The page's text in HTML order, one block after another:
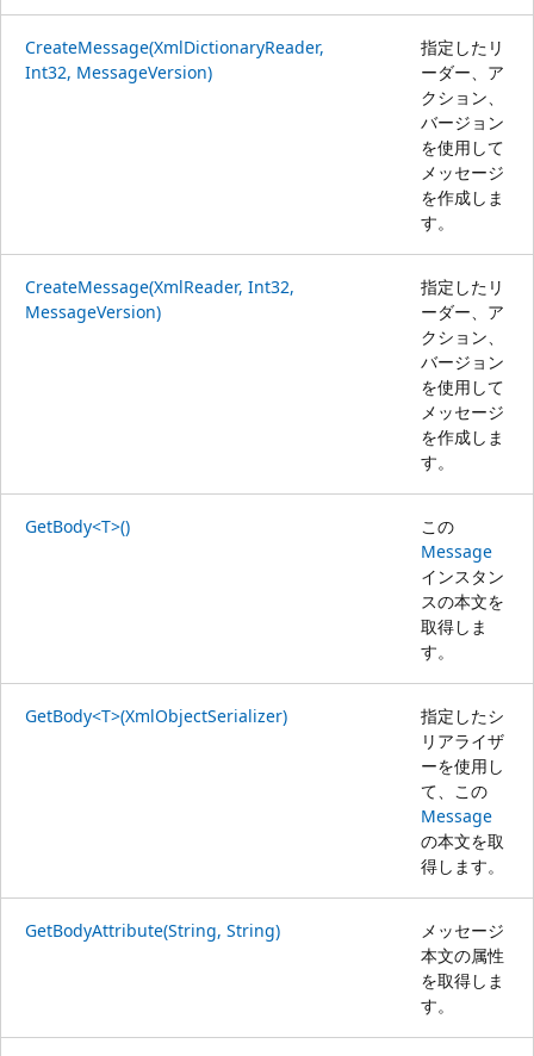
CreateMessage(XmlDictionaryReader,
Int32, MessageVersion)
指定したリ
ーダー、ア
クション、
バージョン
を使用して
メッセージ
を作成しま
す。
CreateMessage(XmlReader, Int32,
MessageVersion)
指定したリ
ーダー、ア
クション、
バージョン
を使用して
メッセージ
を作成しま
す。
GetBody<T>()
この
Message
インスタン
スの本文を
取得しま
す。
GetBody<T>(XmlObjectSerializer)
指定したシ
リアライザ
ーを使用し
て、この
Message
の本文を取
得します。
GetBodyAttribute(String, String)
メッセージ
本文の属性
を取得しま
す。